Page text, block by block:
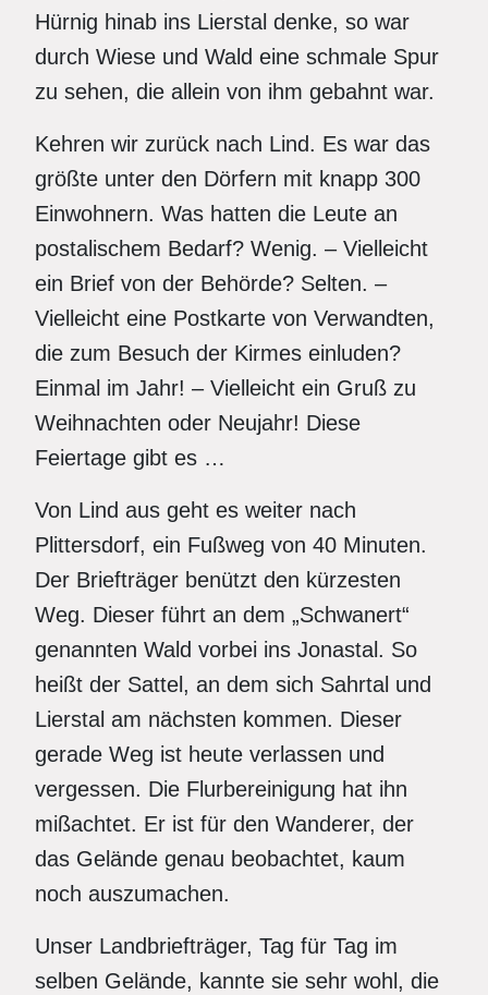
Hürnig hinab ins Lierstal denke, so war
durch Wiese und Wald eine schmale Spur
zu sehen, die allein von ihm gebahnt war.
Kehren wir zurück nach Lind. Es war das
größte unter den Dörfern mit knapp 300
Einwohnern. Was hatten die Leute an
postalischem Bedarf? Wenig. – Vielleicht
ein Brief von der Behörde? Selten. –
Vielleicht eine Postkarte von Verwandten,
die zum Besuch der Kirmes einluden?
Einmal im Jahr! – Vielleicht ein Gruß zu
Weihnachten oder Neujahr! Diese
Feiertage gibt es …
Von Lind aus geht es weiter nach
Plittersdorf, ein Fußweg von 40 Minuten.
Der Briefträger benützt den kürzesten
Weg. Dieser führt an dem „Schwanert“
genannten Wald vorbei ins Jonastal. So
heißt der Sattel, an dem sich Sahrtal und
Lierstal am nächsten kommen. Dieser
gerade Weg ist heute verlassen und
vergessen. Die Flurbereinigung hat ihn
mißachtet. Er ist für den Wanderer, der
das Gelände genau beobachtet, kaum
noch auszumachen.
Unser Landbriefträger, Tag für Tag im
selben Gelände, kannte sie sehr wohl, die